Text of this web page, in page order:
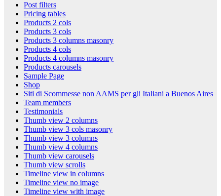
Post filters
Pricing tables
Products 2 cols
Products 3 cols
Products 3 columns masonry
Products 4 cols
Products 4 columns masonry
Products carousels
Sample Page
Shop
Siti di Scommesse non AAMS per gli Italiani a Buenos Aires
Team members
Testimonials
Thumb view 2 columns
Thumb view 3 cols masonry
Thumb view 3 columns
Thumb view 4 columns
Thumb view carousels
Thumb view scrolls
Timeline view in columns
Timeline view no image
Timeline view with image